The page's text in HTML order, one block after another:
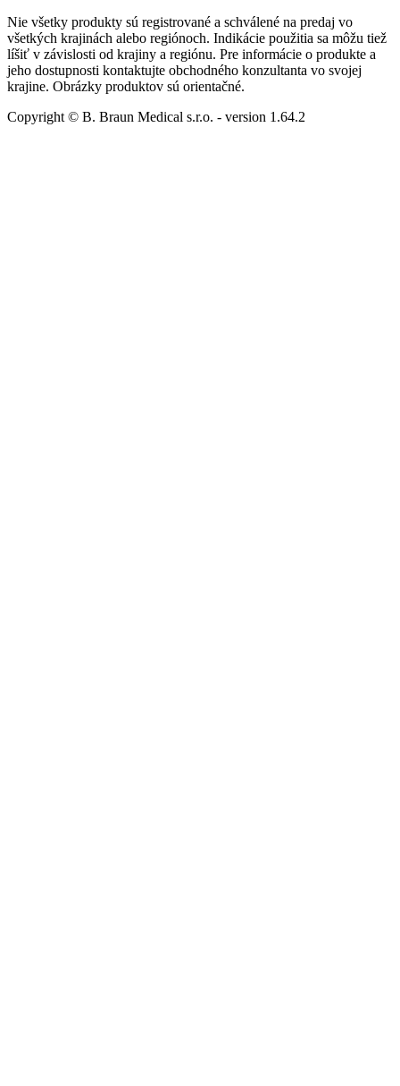
Nie všetky produkty sú registrované a schválené na predaj vo
všetkých krajinách alebo regiónoch. Indikácie použitia sa môžu tiež
líšiť v závislosti od krajiny a regiónu. Pre informácie o produkte a
jeho dostupnosti kontaktujte obchodného konzultanta vo svojej
krajine. Obrázky produktov sú orientačné.
Copyright © B. Braun Medical s.r.o. - version 1.64.2